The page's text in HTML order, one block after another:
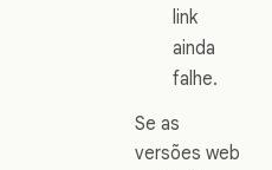
link
ainda
falhe.
Se as
versões web